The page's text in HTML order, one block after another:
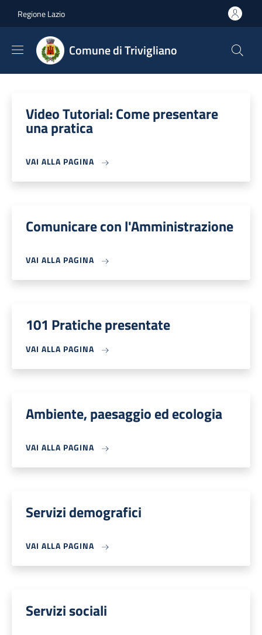
Regione Lazio
Comune di Trivigliano
Video Tutorial: Come presentare
una pratica
VAI ALLA PAGINA
Comunicare con l'Amministrazione
VAI ALLA PAGINA
101 Pratiche presentate
VAI ALLA PAGINA
Ambiente, paesaggio ed ecologia
VAI ALLA PAGINA
Servizi demografici
VAI ALLA PAGINA
Servizi sociali